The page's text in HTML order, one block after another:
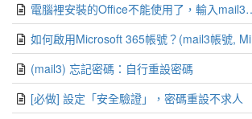
電腦裡安裝的Office不能使用了，輸入mail3帳號也無法使用怎麼辦？
如何啟用Microsoft 365帳號？(mail3帳號, Microsoft Teams)
(mail3) 忘記密碼：自行重設密碼
[必做] 設定「安全驗證」，密碼重設不求人